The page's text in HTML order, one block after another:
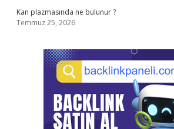
Kan plazmasında ne bulunur ?
Temmuz 25, 2026